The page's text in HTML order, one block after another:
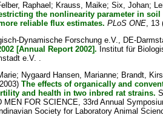
Raphael ; Krauss, Maike;Six, Johan;
the nonlinearity parameter in
reliable flux estimates. PLoS ONE, 13
Dynamische Forschung e.V., DE-
[Annual Report 2002]. Institut für
e.V. .
; Nygaard Hansen, Marianne; Brandt,
The effects of organically and
and health in two inbred rat strains.
MEN FOR SCIENCE, 33rd Annual
Society for Laboratory Animal